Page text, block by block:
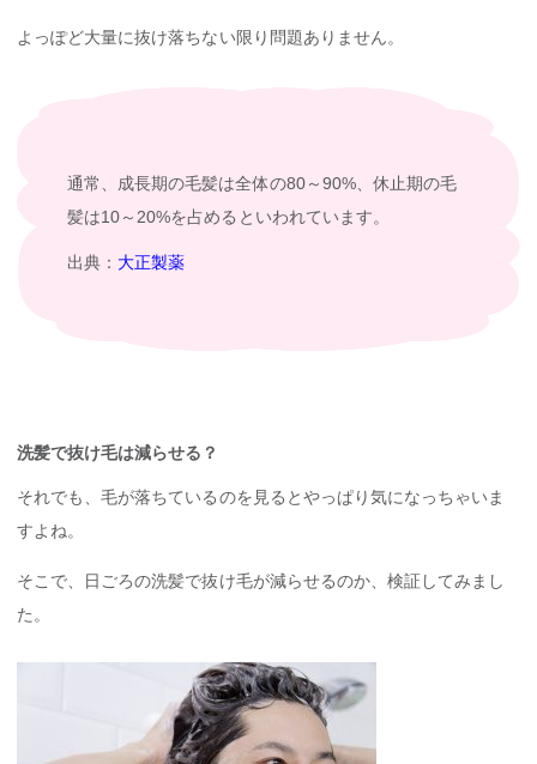
よっぽど大量に抜け落ちない限り問題ありません。
通常、成長期の毛髪は全体の80～90%、休止期の毛
髪は10～20%を占めるといわれています。
出典： 大正製薬
洗髪で抜け毛は減らせる？
それでも、毛が落ちているのを見るとやっぱり気になっちゃいま
すよね。
そこで、日ごろの洗髪で抜け毛が減らせるのか、検証してみまし
た。